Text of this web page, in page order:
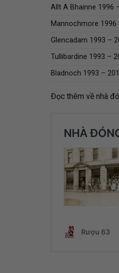
Allt A Bhainne 1996
Mannochmore
Glencadam 1993 –
Tullibardine 1993 –
Bladnoch 1993 –
Đọc thêm về nhà